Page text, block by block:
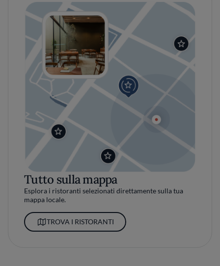
Tutto sulla mappa
Esplora i ristoranti selezionati direttamente sulla tua
mappa locale.
TROVA I RISTORANTI